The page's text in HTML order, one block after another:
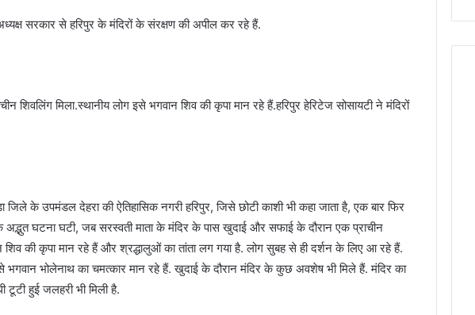
सरकार से हरिपुर के मंदिरों के संरक्षण की अपील कर रहे हैं.
शिवलिंग मिला.स्थानीय लोग इसे भगवान शिव की कृपा मान रहे हैं.हरिपुर हेरिटेज सोसायटी ने मंदिरों
के उपमंडल देहरा की ऐतिहासिक नगरी हरिपुर, जिसे छोटी काशी भी कहा जाता है, एक बार फिर
अद्भुत घटना घटी, जब सरस्वती माता के मंदिर के पास खुदाई और सफाई के दौरान एक प्राचीन
शिव की कृपा मान रहे हैं और श्रद्धालुओं का तांता लग गया है. लोग सुबह से ही दर्शन के लिए आ रहे हैं.
भोलेनाथ का चमत्कार मान रहे हैं. खुदाई के दौरान मंदिर के कुछ अवशेष भी मिले हैं. मंदिर का
हुई जलहरी भी मिली है.